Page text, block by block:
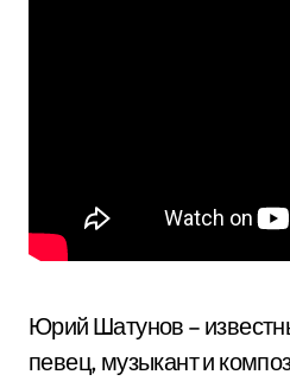
Юрий Шатунов –
певец, музыкант и